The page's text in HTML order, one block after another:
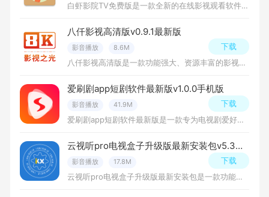
白虾影院TV免费版是一款全新的在线影视观看软件，提供最新最热门的电影、电视剧、综艺节目等内容，用户可以随时随地观看高清影片，软件提供强大的影片资源库，更新速度快，界面简洁易用，为用户提供极致的观影体验。
八仟影视高清版v0.9.1最新版
影音播放 8.6M
八仟影视高清版是一款功能强大、资源丰富的影视播放软件，它提供了海量的电影、电视剧和综艺节目，用户可以随时随地观看自己喜欢的内容，并根据个人偏好发现更多感兴趣的作品，八仟影视的界面友好，更新及时，有需要
下载
爱刷剧app短剧软件最新版v1.0.0手机版
影音播放 41.9M
爱刷剧app短剧软件最新版是一款专为电视剧爱好者打造的视频播放平台，该软件提供了丰富的电视剧资源，包括国内外热门电视剧、电影、综艺节目等，让用户可以随时随地观看自己喜欢的内容。
下载
云视听pro电视盒子升级版最新安装包v5.3免费版
影音播放 17.8M
云视听pro电视盒子升级版最新安装包是一款功能强大的电视盒子影视软件，为用户提供丰富多样的影视内容和便捷的观看方式，无论您喜欢电影、电视剧、综艺还是其他视频节目，我们都能满足您对高品质影音娱乐的需求。
下载